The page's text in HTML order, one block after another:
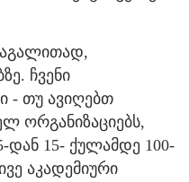
ჩვენი
- თუ ავიღებთ
ორგანიზაციებს,
დან 15- ქულამდე 100-
აკადემიური